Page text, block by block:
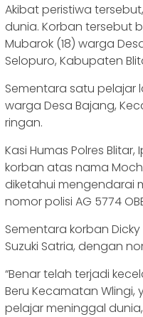
Akibat peristiwa
dunia. Korban tersebut
Mubarok (18) warga
Selopuro, Kabupaten
Sementara satu pelajar
warga Desa Bajang,
ringan.
Kasi Humas Polres
korban atas nama
diketahui mengendarai
nomor polisi AG 5774
Sementara korban
Suzuki Satria, dengan
“Benar telah terjadi
Beru Kecamatan
pelajar meninggal